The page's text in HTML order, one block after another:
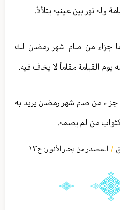
وله نور بين عينيه يتلألأ.
جزاء من صام شهر رمضان لك
القيامة مقاماً لا يخاف فيه.
جزاء من صام شهر رمضان يريد به
كثواب من لم يصمه.
/ المصدر من بحار الأنوار: ج١٣